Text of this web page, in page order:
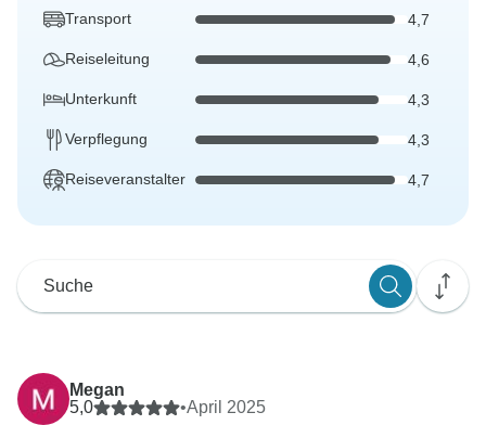
Transport 4,7
Reiseleitung 4,6
Unterkunft 4,3
Verpflegung 4,3
Reiseveranstalter 4,7
Megan
5,0
•April 2025